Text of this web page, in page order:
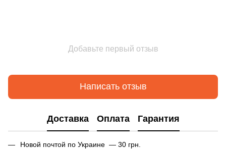
Добавьте первый отзыв
Написать отзыв
Доставка Оплата Гарантия
Новой почтой по Украине — 30 грн.